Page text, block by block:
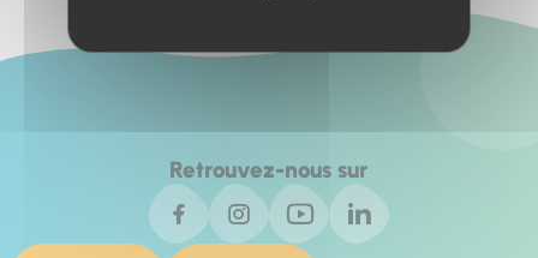
Retrouvez-nous sur